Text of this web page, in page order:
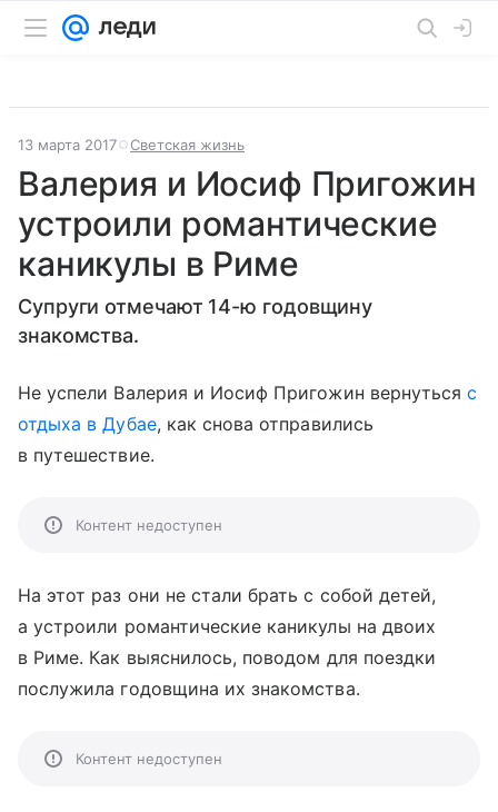
13 марта 2017 Светская жизнь
Валерия и Иосиф Пригожин
устроили романтические
каникулы в Риме
Супруги отмечают 14-ю годовщину
знакомства.
Не успели Валерия и Иосиф Пригожин вернутьсяс
отдыха в Дубае, как снова отправились
в путешествие.
Контент недоступен
На этот раз они не стали брать с собой детей,
а устроили романтические каникулы на двоих
в Риме. Как выяснилось, поводом для поездки
послужила годовщина их знакомства.
Контент недоступен